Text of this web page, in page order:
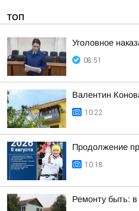
ТОП
Уголовное
08:51
Валентин
10:22
Продолжение
10:18
Ремонту быть: